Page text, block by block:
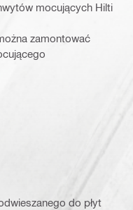
mocujących Hilti
zamontować
do płyt